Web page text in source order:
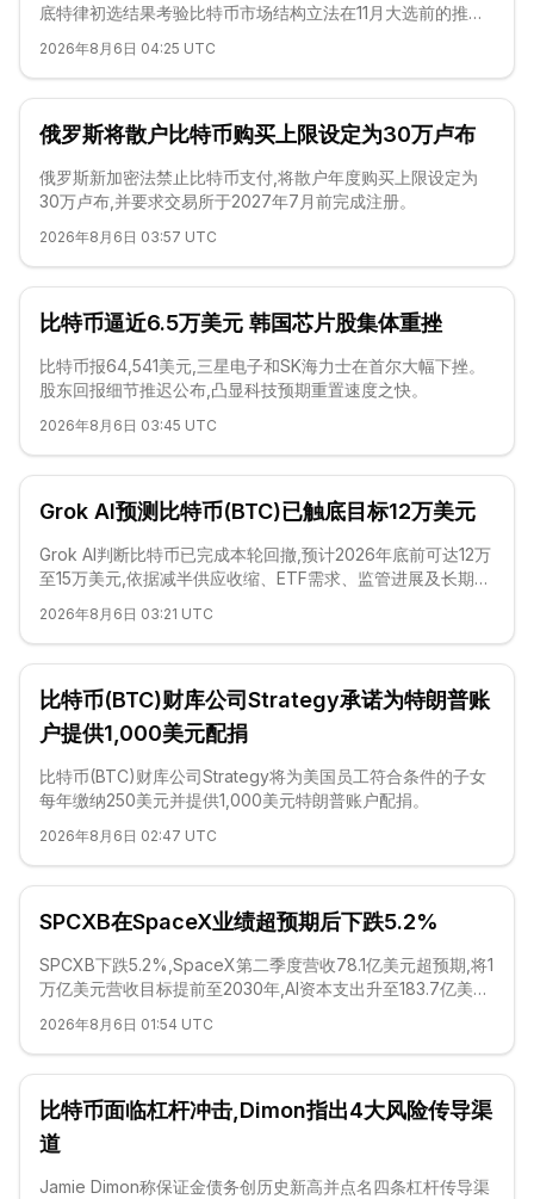
底特律初选结果考验比特币市场结构立法在11月大选前的推进
2026年8月6日 04:25 UTC
俄罗斯将散户比特币购买上限设定为30万卢布
俄罗斯新加密法禁止比特币支付,将散户年度购买上限设定为
30万卢布,并要求交易所于2027年7月前完成注册。
2026年8月6日 03:57 UTC
比特币逼近6.5万美元 韩国芯片股集体重挫
比特币报64,541美元,三星电子和SK海力士在首尔大幅下挫。
股东回报细节推迟公布,凸显科技预期重置速度之快。
2026年8月6日 03:45 UTC
Grok AI预测比特币(BTC)已触底目标12万美元
Grok AI判断比特币已完成本轮回撤,预计2026年底前可达12万
至15万美元,依据减半供应收缩、ETF需求、监管进展及长期持
2026年8月6日 03:21 UTC
比特币(BTC)财库公司Strategy承诺为特朗普账
户提供1,000美元配捐
比特币(BTC)财库公司Strategy将为美国员工符合条件的子女
每年缴纳250美元并提供1,000美元特朗普账户配捐。
2026年8月6日 02:47 UTC
SPCXB在SpaceX业绩超预期后下跌5.2%
SPCXB下跌5.2%,SpaceX第二季度营收78.1亿美元超预期,将1
万亿美元营收目标提前至2030年,AI资本支出升至183.7亿美
2026年8月6日 01:54 UTC
比特币面临杠杆冲击,Dimon指出4大风险传导渠
道
Jamie Dimon称保证金债务创历史新高并点名四条杠杆传导渠